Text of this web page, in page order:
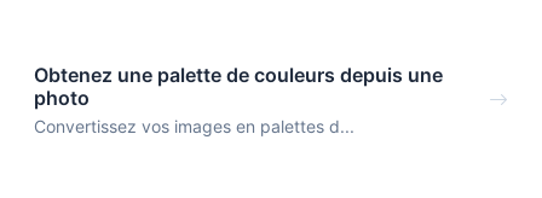
Obtenez une palette de couleurs depuis une
photo
Convertissez vos images en palettes d...